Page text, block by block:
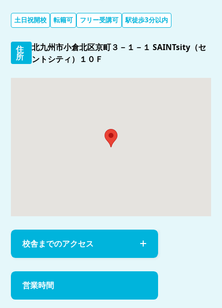
土日祝開校 転籍可 フリー受講可 駅徒歩3分以内
住
所
北九州市小倉北区京町３－１－１ SAINTsity（セ
ントシティ）１０Ｆ
校舎までのアクセス
営業時間